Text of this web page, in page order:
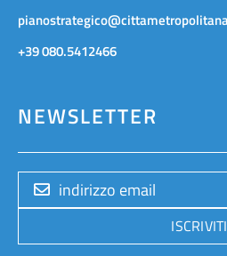
+39 080.5412466
NEWSLETTER
ISCRIVITI